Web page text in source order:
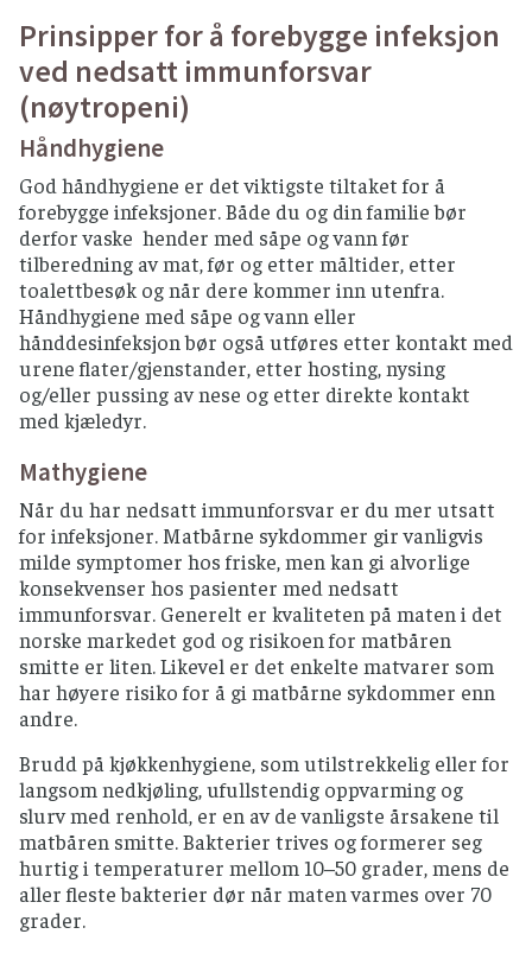
Prinsipper for å forebygge infeksjon
ved nedsatt immunforsvar
(nøytropeni)
Håndhygiene
God håndhygiene er det viktigste tiltaket for å
forebygge infeksjoner. Både du og din familie bør
derfor vaske hender med såpe og vann før
tilberedning av mat, før og etter måltider, etter
toalettbesøk og når dere kommer inn utenfra.
Håndhygiene med såpe og vann eller
hånddesinfeksjon bør også utføres etter kontakt med
urene flater/gjenstander, etter hosting, nysing
og/eller pussing av nese og etter direkte kontakt
med kjæledyr.
Mathygiene
Når du har nedsatt immunforsvar er du mer utsatt
for infeksjoner. Matbårne sykdommer gir vanligvis
milde symptomer hos friske, men kan gi alvorlige
konsekvenser hos pasienter med nedsatt
immunforsvar. Generelt er kvaliteten på maten i det
norske markedet god og risikoen for matbåren
smitte er liten. Likevel er det enkelte matvarer som
har høyere risiko for å gi matbårne sykdommer enn
andre.
Brudd på kjøkkenhygiene, som utilstrekkelig eller for
langsom nedkjøling, ufullstendig oppvarming og
slurv med renhold, er en av de vanligste årsakene til
matbåren smitte. Bakterier trives og formerer seg
hurtig i temperaturer mellom 10–50 grader, mens de
aller fleste bakterier dør når maten varmes over 70
grader.